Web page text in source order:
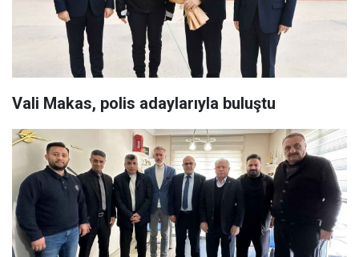
Vali Makas, polis adaylarıyla buluştu